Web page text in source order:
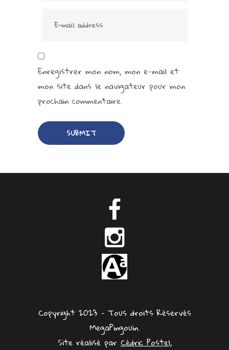
Enregistrer mon nom, mon e-mail et
mon site dans le navigateur pour mon
prochain commentaire.
Copyright 2023 – Tous droits Réservés
MegaPingouin.
Site réalisé parCédric Postel,